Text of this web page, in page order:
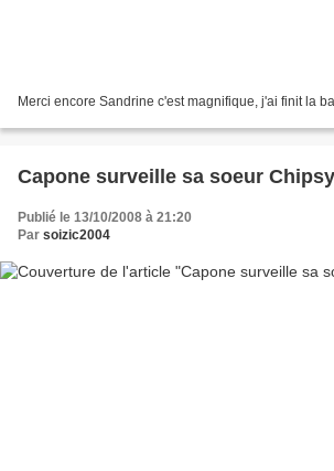
Merci encore Sandrine c'est magnifique, j'ai finit la
Capone surveille sa soeur Chipsy
Publié le 13/10/2008 à 21:20
Par soizic2004